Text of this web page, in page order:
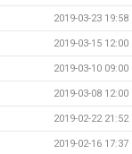
2019-03-23 19:58
2019-03-15 12:00
2019-03-10 09:00
2019-03-08 12:00
2019-02-22 21:52
2019-02-16 17:37